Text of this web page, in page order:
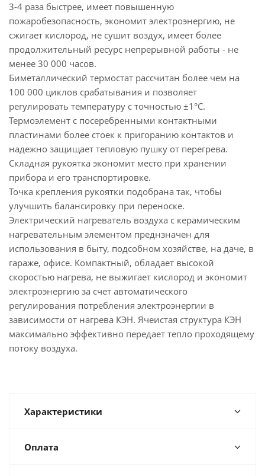
3-4 раза быстрее, имеет повышенную
пожаробезопасность, экономит электроэнергию, не
сжигает кислород, не сушит воздух, имеет более
продолжительный ресурс непрерывной работы - не
менее 30 000 часов.
Биметаллический термостат рассчитан более чем на
100 000 циклов срабатывания и позволяет
регулировать температуру с точностью ±1°С.
Термоэлемент с посеребренными контактными
пластинами более стоек к пригоранию контактов и
надежно защищает тепловую пушку от перегрева.
Складная рукоятка экономит место при хранении
прибора и его транспортировке.
Точка крепления рукоятки подобрана так, чтобы
улучшить балансировку при переноске.
Электрический нагреватель воздуха с керамическим
нагревательным элементом преднзначен для
использования в быту, подсобном хозяйстве, на даче, в
гараже, офисе. Компактный, обладает высокой
скоростью нагрева, не выжигает кислород и экономит
электроэнергию за счет автоматического
регулирования потребления электроэнергии в
зависимости от нагрева КЭН. Ячеистая структура КЭН
максимально эффективно передает тепло проходящему
потоку воздуха.
Характеристики
Оплата